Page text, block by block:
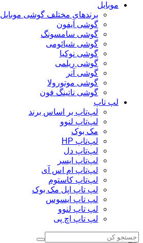
موبایل
برندهای مختلف گوشی موبایل
گوشی آیفون
گوشی سامسونگ
گوشی شیائومی
گوشی نوکیا
گوشی ریلمی
گوشی آنر
گوشی موتورولا
گوشی ناتینگ فون
لپ تاپ
لپ‌تاپ بر اساس برند
لپ‌تاپ لنوو
مک بوک
لپ‌تاپ HP
لپ‌تاپ دل
لپ‌تاپ ایسر
لپ‌تاپ ام اس آی
لپ‌تاپ کاستوم
لپ تاپ اپل مک بوک
لپ تاپ ایسوس
لپ تاپ لنوو
لپ تاپ اچ پی